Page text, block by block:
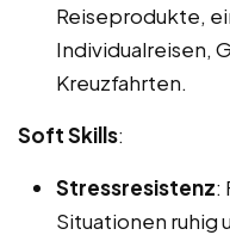
Reiseprodukte,
Individualreisen,
Kreuzfahrten.
Soft Skills:
Stressresistenz:
Situationen ruhig